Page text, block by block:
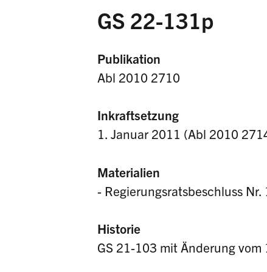
GS 22-131p
Publikation
Abl 2010 2710
Inkraftsetzung
1. Januar 2011 (Abl 2010
Materialien
- Regierungsratsbeschluss
Historie
GS 21-103 mit Änderung